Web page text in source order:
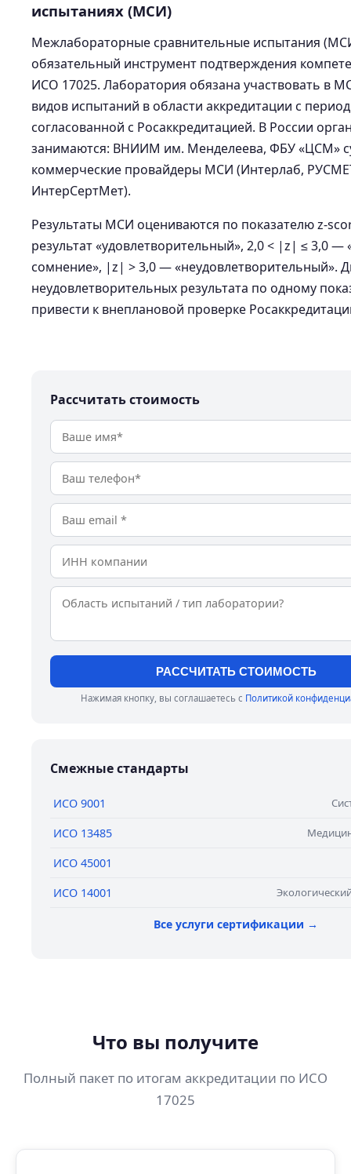
испытаниях (МСИ)
Межлабораторные сравнительные испытания
обязательный инструмент подтверждения
ИСО 17025. Лаборатория обязана участвовать в
видов испытаний в области аккредитации с
согласованной с Росаккредитацией. В России
занимаются: ВНИИМ им. Менделеева, ФБУ «ЦСМ»
коммерческие провайдеры МСИ (Интерлаб,
ИнтерСертМет).
Результаты МСИ оцениваются по показателю z-
результат «удовлетворительный», 2,0 < |z| ≤ 3,0
сомнение», |z| > 3,0 — «неудовлетворительный».
неудовлетворительных результата по одному
привести к внеплановой проверке
Рассчитать стоимость
РАССЧИТАТЬ СТОИМОСТЬ
Нажимая кнопку, вы соглашаетесь с Политикой
Смежные стандарты
ИСО 9001
ИСО 13485
ИСО 45001
ИСО 14001
Все услуги сертификации →
Что вы получите
Полный пакет по итогам аккредитации по ИСО
17025